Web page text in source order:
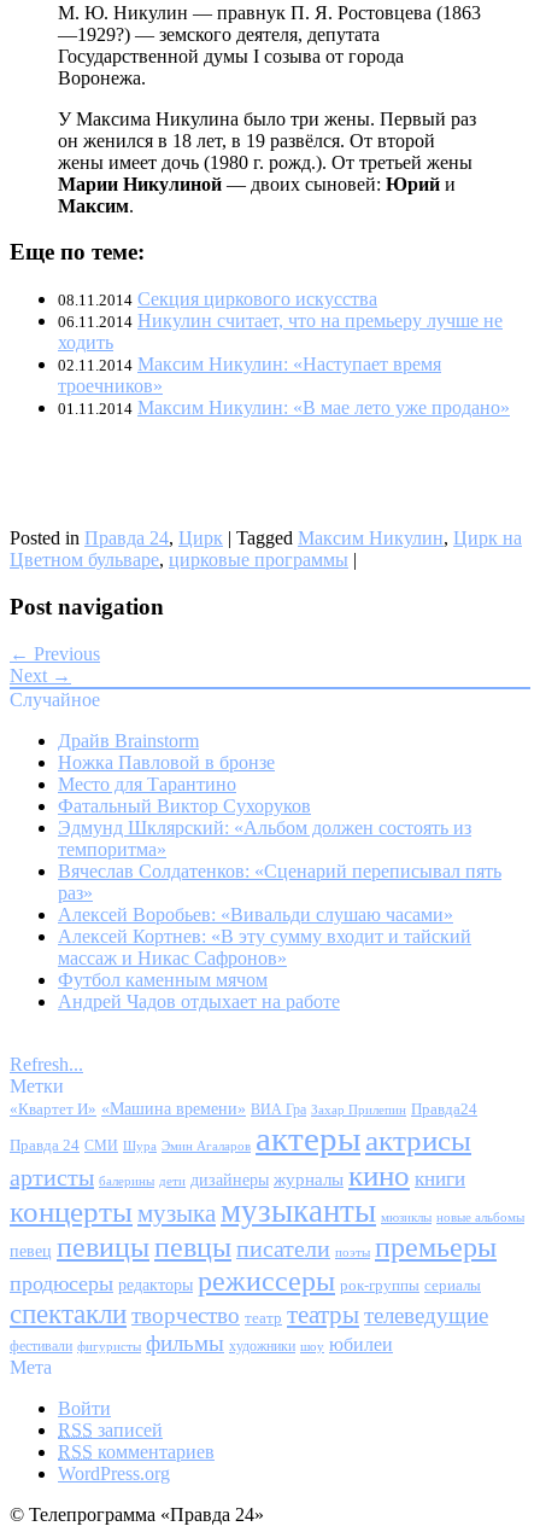
М. Ю. Никулин — правнук П. Я. Ростовцева (1863
—1929?) — земского деятеля, депутата
Государственной думы I созыва от города
Воронежа.
У Максима Никулина было три жены. Первый раз
он женился в 18 лет, в 19 развёлся. От второй
жены имеет дочь (1980 г. рожд.). От третьей жены
Марии Никулиной — двоих сыновей: Юрий и
Максим.
Еще по теме:
08.11.2014 Секция циркового искусства
06.11.2014 Никулин считает, что на премьеру лучше не
ходить
02.11.2014 Максим Никулин: «Наступает время
троечников»
01.11.2014 Максим Никулин: «В мае лето уже продано»
Posted in Правда 24, Цирк | Tagged Максим Никулин, Цирк на
Цветном бульваре, цирковые программы |
Post navigation
← Previous
Next →
Случайное
Драйв Brainstorm
Ножка Павловой в бронзе
Место для Тарантино
Фатальный Виктор Сухоруков
Эдмунд Шклярский: «Альбом должен состоять из
темпоритма»
Вячеслав Солдатенков: «Сценарий переписывал пять
раз»
Алексей Воробьев: «Вивальди слушаю часами»
Алексей Кортнев: «В эту сумму входит и тайский
массаж и Никас Сафронов»
Футбол каменным мячом
Андрей Чадов отдыхает на работе
Refresh...
Метки
«Квартет И» «Машина времени» ВИА Гра Захар Прилепин Правда24
Правда 24 СМИ Шура Эмин Агаларов актерыактрисы
артисты балерины дети дизайнеры журналы кино книги
концерты музыка музыканты мюзиклы новые альбомы
певец певицыпевцыписатели поэты премьеры
продюсеры редакторы режиссеры рок-группы сериалы
спектаклитворчество театр театрытелеведущие
фестивали фигуристы фильмы художники шоу юбилеи
Мета
Войти
RSS записей
RSS комментариев
WordPress.org
© Телепрограмма «Правда 24»